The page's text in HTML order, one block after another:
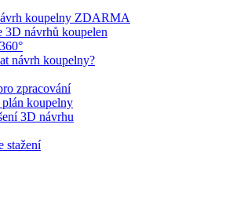
koupelny ZDARMA
3D návrhů koupelen
návrh koupelny?
zpracování
koupelny
3D návrhu
stažení